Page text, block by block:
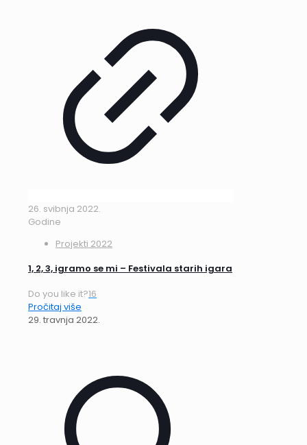
26. svibnja 2022.
Godine
Projekti 2022
1, 2, 3, igramo se mi – Festivala starih igara
Do you like it?16
Pročitaj više
29. travnja 2022.